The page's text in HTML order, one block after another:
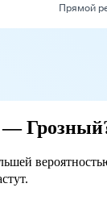
Прямой
—